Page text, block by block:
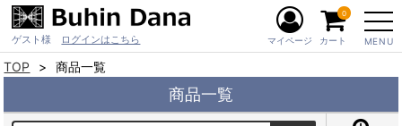
ゲスト様 ログインはこちら MENU
マイページ カート
0
TOP 商品一覧
商品一覧